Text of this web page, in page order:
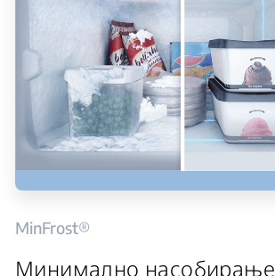
MinFrost®
Минимално насобирање